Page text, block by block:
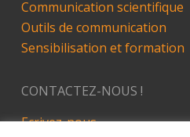
Communication scientifique
Outils de communication
Sensibilisation et formation
CONTACTEZ-NOUS !
Ecrivez-nous